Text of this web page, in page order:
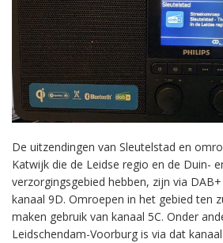
De uitzendingen van Sleutelstad en
Katwijk die de Leidse regio en de Duin-
verzorgingsgebied hebben, zijn via
kanaal 9D. Omroepen in het gebied ten
maken gebruik van kanaal 5C. Onder
Leidschendam-Voorburg is via dat